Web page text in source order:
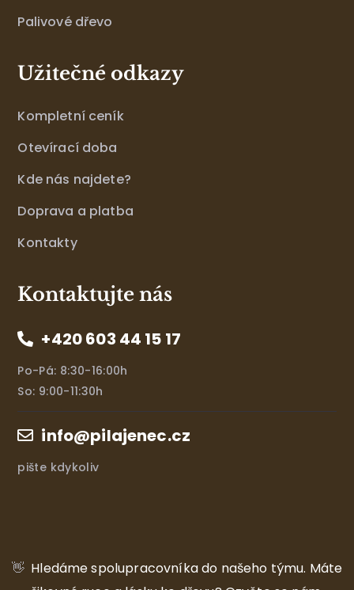
Palivové dřevo
Užitečné odkazy
Kompletní ceník
Otevírací doba
Kde nás najdete?
Doprava a platba
Kontakty
Kontaktujte nás
+420 603 44 15 17
Po-Pá: 8:30-16:00h
So: 9:00-11:30h
info@pilajenec.cz
pište kdykoliv
👋 Hledáme spolupracovníka do našeho týmu. Máte